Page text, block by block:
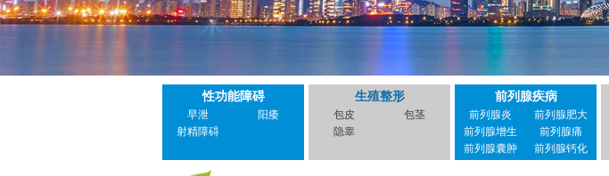
性功能障碍
早泄
阳痿
射精障碍
生殖整形
包皮
包茎
隐睾
前列腺疾病
前列腺炎
前列腺肥大
前列腺增生
前列腺痛
前列腺囊肿
前列腺钙化